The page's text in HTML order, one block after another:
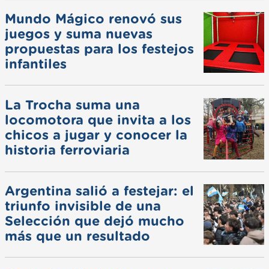
Mundo Mágico renovó sus
juegos y suma nuevas
propuestas para los festejos
infantiles
La Trocha suma una
locomotora que invita a los
chicos a jugar y conocer la
historia ferroviaria
Argentina salió a festejar: el
triunfo invisible de una
Selección que dejó mucho
más que un resultado